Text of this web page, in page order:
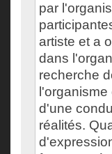
par
artiste et a
dans
recherche
d'une
réalités.